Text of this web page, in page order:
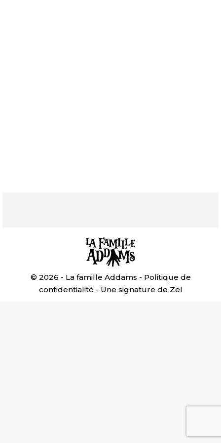
© 2026 - La famille Addams - Politique de
confidentialité - Une signature de Zel